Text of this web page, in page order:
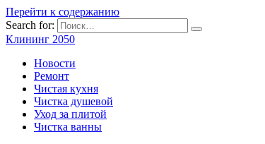
Перейти к содержанию
Search for:
Клининг 2050
Новости
Ремонт
Чистая кухня
Чистка душевой
Уход за плитой
Чистка ванны